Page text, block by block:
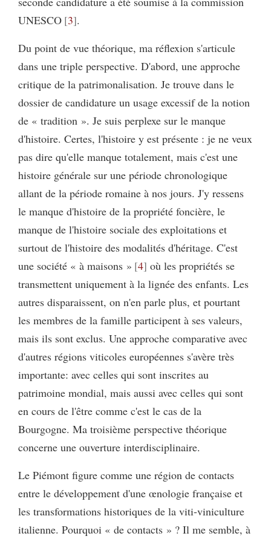
UNESCO 3 .
Du point de vue théorique, ma réflexion s'articule
dans une triple perspective. D'abord, une approche
critique de la patrimonalisation. Je trouve dans le
dossier de candidature un usage excessif de la notion
de « tradition ». Je suis perplexe sur le manque
d'histoire. Certes, l'histoire y est présente : je ne veux
pas dire qu'elle manque totalement, mais c'est une
histoire générale sur une période chronologique
allant de la période romaine à nos jours. J'y ressens
le manque d'histoire de la propriété foncière, le
manque de l'histoire sociale des exploitations et
surtout de l'histoire des modalités d'héritage. C'est
une société « à maisons » 4 où les propriétés se
transmettent uniquement à la lignée des enfants. Les
autres disparaissent, on n'en parle plus, et pourtant
les membres de la famille participent à ses valeurs,
mais ils sont exclus. Une approche comparative avec
d'autres régions viticoles européennes s'avère très
importante: avec celles qui sont inscrites au
patrimoine mondial, mais aussi avec celles qui sont
en cours de l'être comme c'est le cas de la
Bourgogne. Ma troisième perspective théorique
concerne une ouverture interdisciplinaire.
Le Piémont figure comme une région de contacts
entre le développement d'une œnologie française et
les transformations historiques de la viti-viniculture
italienne. Pourquoi « de contacts » ? Il me semble, à